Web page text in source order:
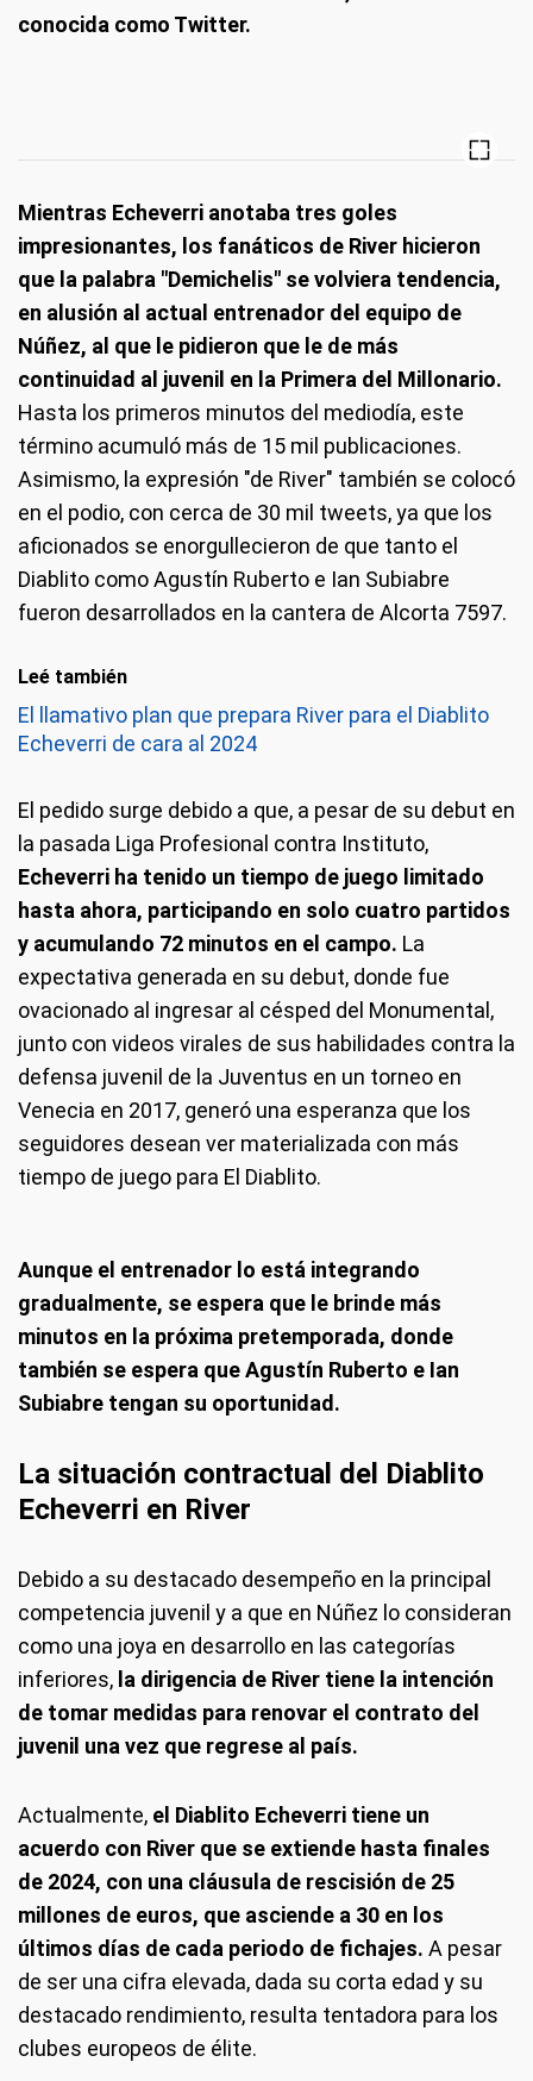
conocida como Twitter.
Mientras Echeverri anotaba tres goles
impresionantes, los fanáticos de River hicieron
que la palabra "Demichelis" se volviera tendencia,
en alusión al actual entrenador del equipo de
Núñez, al que le pidieron que le de más
continuidad al juvenil en la Primera del Millonario.
Hasta los primeros minutos del mediodía, este
término acumuló más de 15 mil publicaciones.
Asimismo, la expresión "de River" también se colocó
en el podio, con cerca de 30 mil tweets, ya que los
aficionados se enorgullecieron de que tanto el
Diablito como Agustín Ruberto e Ian Subiabre
fueron desarrollados en la cantera de Alcorta 7597.
Leé también
El llamativo plan que prepara River para el Diablito
Echeverri de cara al 2024
El pedido surge debido a que, a pesar de su debut en
la pasada Liga Profesional contra Instituto,
Echeverri ha tenido un tiempo de juego limitado
hasta ahora, participando en solo cuatro partidos
y acumulando 72 minutos en el campo. La
expectativa generada en su debut, donde fue
ovacionado al ingresar al césped del Monumental,
junto con videos virales de sus habilidades contra la
defensa juvenil de la Juventus en un torneo en
Venecia en 2017, generó una esperanza que los
seguidores desean ver materializada con más
tiempo de juego para El Diablito.
Aunque el entrenador lo está integrando
gradualmente, se espera que le brinde más
minutos en la próxima pretemporada, donde
también se espera que Agustín Ruberto e Ian
Subiabre tengan su oportunidad.
La situación contractual del Diablito
Echeverri en River
Debido a su destacado desempeño en la principal
competencia juvenil y a que en Núñez lo consideran
como una joya en desarrollo en las categorías
inferiores, la dirigencia de River tiene la intención
de tomar medidas para renovar el contrato del
juvenil una vez que regrese al país.
Actualmente, el Diablito Echeverri tiene un
acuerdo con River que se extiende hasta finales
de 2024, con una cláusula de rescisión de 25
millones de euros, que asciende a 30 en los
últimos días de cada periodo de fichajes. A pesar
de ser una cifra elevada, dada su corta edad y su
destacado rendimiento, resulta tentadora para los
clubes europeos de élite.